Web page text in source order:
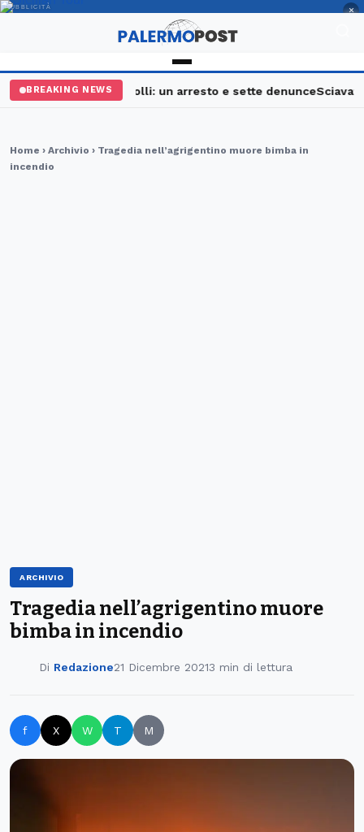
PUBBLICITÀ ×
BREAKING NEWS
maxi controlli: un arresto e sette denunceSciavata
Home › Archivio › Tragedia nell’agrigentino muore bimba in
incendio
ARCHIVIO
Tragedia nell’agrigentino muore
bimba in incendio
Di Redazione21 Dicembre 20213 min di lettura
f X W T M